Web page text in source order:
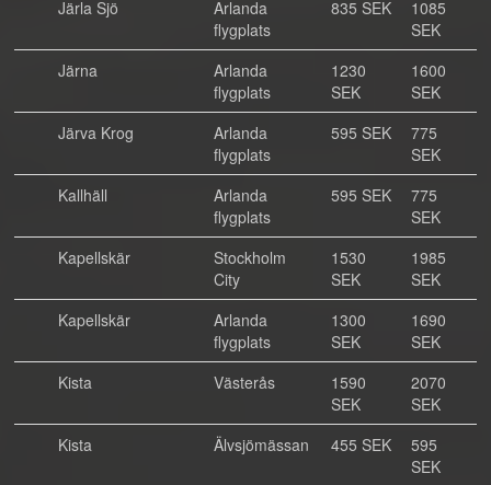
Järla Sjö
Arlanda
flygplats
835 SEK
1085
SEK
Järna
Arlanda
flygplats
1230
SEK
1600
SEK
Järva Krog
Arlanda
flygplats
595 SEK
775
SEK
Kallhäll
Arlanda
flygplats
595 SEK
775
SEK
Kapellskär
Stockholm
City
1530
SEK
1985
SEK
Kapellskär
Arlanda
flygplats
1300
SEK
1690
SEK
Kista
Västerås
1590
SEK
2070
SEK
Kista
Älvsjömässan 455 SEK
595
SEK